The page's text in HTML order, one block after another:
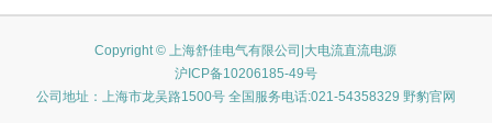
Copyright © 上海舒佳电气有限公司|大电流直流电源
沪ICP备10206185-49号
公司地址：上海市龙吴路1500号 全国服务电话:021-54358329 野豹官网